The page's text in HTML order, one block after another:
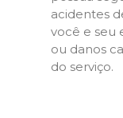
acidentes
você e seu
ou danos
do serviço.